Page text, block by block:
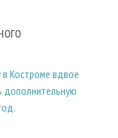
Костроме вдвое
дополнительную